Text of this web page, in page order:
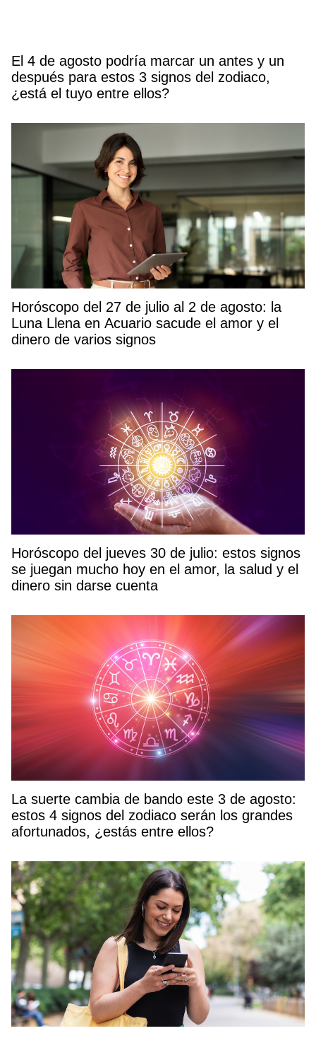
El 4 de agosto podría marcar un antes y un
después para estos 3 signos del zodiaco,
¿está el tuyo entre ellos?
Horóscopo del 27 de julio al 2 de agosto: la
Luna Llena en Acuario sacude el amor y el
dinero de varios signos
Horóscopo del jueves 30 de julio: estos signos
se juegan mucho hoy en el amor, la salud y el
dinero sin darse cuenta
La suerte cambia de bando este 3 de agosto:
estos 4 signos del zodiaco serán los grandes
afortunados, ¿estás entre ellos?